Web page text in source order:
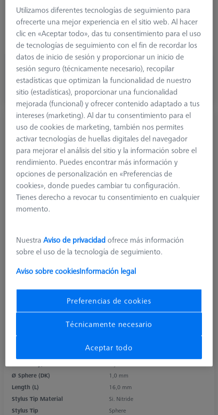
Connection Type
M3 XXT
Measuring Length
8,0 mm
2. Measuring Length (MLE)
Ø Shaft (DS)
56,50 €
más el IVA
Hecho a medida
Palpador escalonado M3 XXT, DK1 L16
626103-0045-016
Ø Sphere (DK)
1,0 mm
Length (L)
16,0 mm
Stylus Tip Material
Si. Nitride
Stylus Tip
Sphere
Utilizamos diferentes tecnologías de seguimiento para
ofrecerte una mejor experiencia en el sitio web. Al hacer
clic en «Aceptar todo», das tu consentimiento para el uso
de tecnologías de seguimiento con el fin de recordar los
datos de inicio de sesión y proporcionar un inicio de
sesión seguro (técnicamente necesario), recopilar
estadísticas que optimizan la funcionalidad de nuestro
sitio (estadísticas), proporcionar una funcionalidad
mejorada (funcional) y ofrecer contenido adaptado a tus
intereses (marketing). Al dar tu consentimiento para el
uso de cookies de marketing, también nos permites
activar tecnologías de huellas digitales del navegador
para mejorar el análisis del sitio y la información sobre el
rendimiento. Puedes encontrar más información y
opciones de personalización en «Preferencias de
cookies», donde puedes cambiar tu configuración.
Tienes derecho a revocar tu consentimiento en cualquier
momento.
NuestraAviso de privacidadofrece más información
sobre el uso de la tecnología de seguimiento.
Aviso sobre cookiesInformación legal
Preferencias de cookies
Técnicamente necesario
Aceptar todo